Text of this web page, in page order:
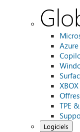
Azure
XBOX
TPE
Logiciels